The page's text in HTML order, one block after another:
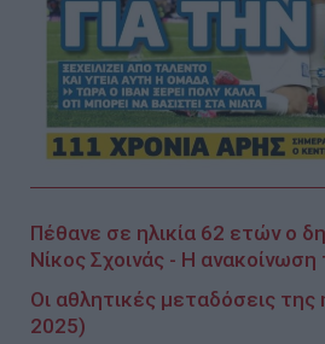
Πέθανε σε ηλικία 62 ετών ο
Νίκος Σχοινάς - Η
Οι αθλητικές μεταδόσεις
2025)